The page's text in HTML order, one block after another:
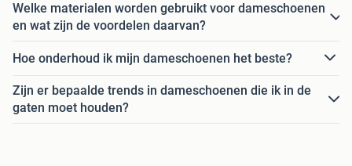
Welke materialen worden gebruikt voor dameschoenen
en wat zijn de voordelen daarvan?
Hoe onderhoud ik mijn dameschoenen het beste?
Zijn er bepaalde trends in dameschoenen die ik in de
gaten moet houden?